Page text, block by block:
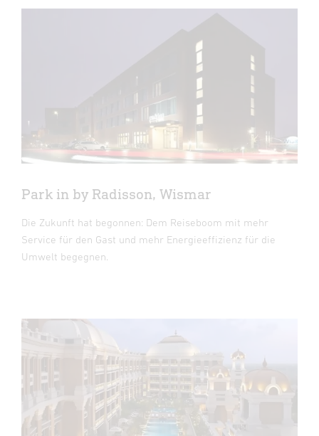
Park in by Radisson, Wismar
Die Zukunft hat begonnen: Dem Reiseboom mit mehr
Service für den Gast und mehr Energieeffizienz für die
Umwelt begegnen.